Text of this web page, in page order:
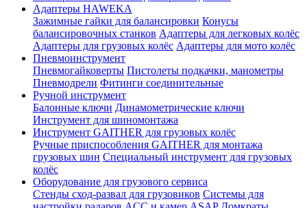
Адаптеры HAWEKA
Зажимные гайки для балансировки Конусы
балансировочных станков Адаптеры для легковых колёс
Адаптеры для грузовых колёс Адаптеры для мото колёс
Пневмоинструмент
Пневмогайковерты Пистолеты подкачки, манометры
Пневмодрели Фитинги соединительные
Ручной инструмент
Балонные ключи Динамометрические ключи
Инструмент для шиномонтажа
Инструмент GAITHER для грузовых колёс
Ручные приспособления GAITHER для монтажа
грузовых шин Специальный инструмент для грузовых
колёс
Оборудование для грузового сервиса
Стенды сход-развал для грузовиков Системы для